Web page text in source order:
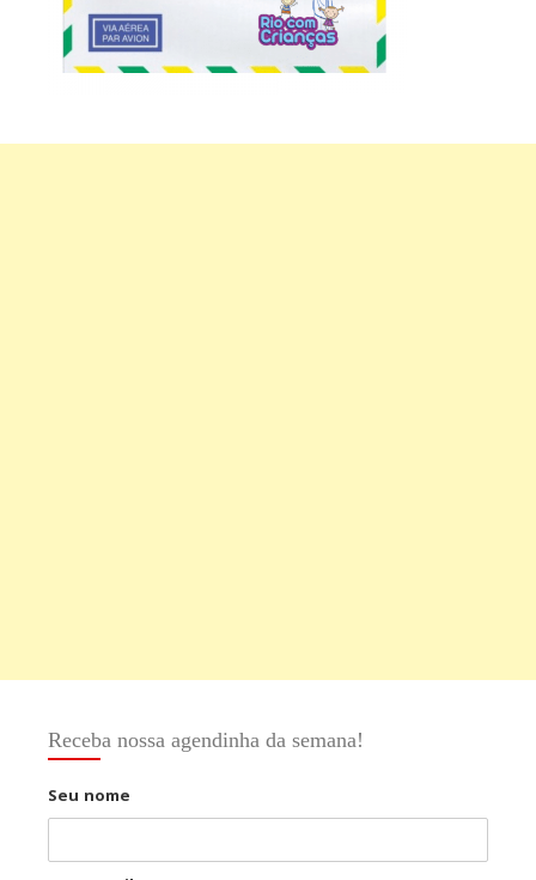
Receba nossa agendinha da semana!
Seu nome